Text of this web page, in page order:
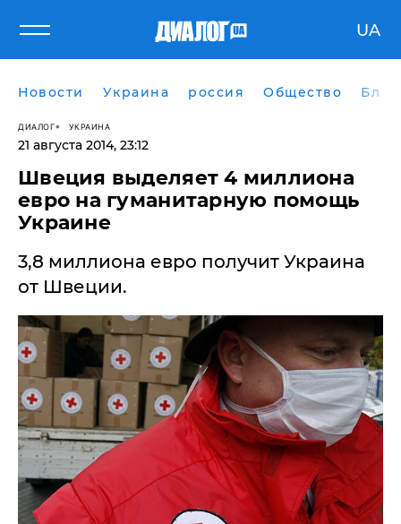
UA
Новости Украина россия Общество
ДИАЛОГ УКРАИНА
21 августа 2014, 23:12
Швеция выделяет 4 миллиона
евро на гуманитарную помощь
Украине
3,8 миллиона евро получит Украина
от Швеции.